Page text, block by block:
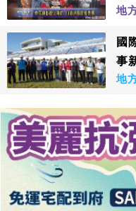
地
國
事
地
鑫傳國際多媒體科技股
勿轉載本網站內容 © All